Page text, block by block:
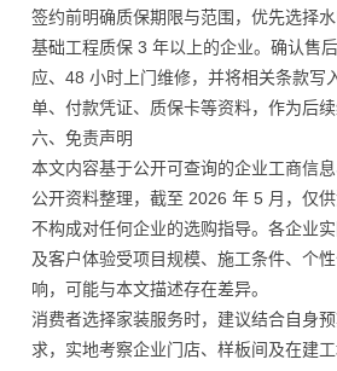
签约前明确质保期限与范围，优先选择水
基础工程质保 3 年以上的企业。确认售
应、48 小时上门维修，并将相关条款写
单、付款凭证、质保卡等资料，作为后续
六、免责声明
本文内容基于公开可查询的企业工商信
公开资料整理，截至 2026 年 5 月，仅供
不构成对任何企业的选购指导。各企业
及客户体验受项目规模、施工条件、个
响，可能与本文描述存在差异。
消费者选择家装服务时，建议结合自身
求，实地考察企业门店、样板间及在建工